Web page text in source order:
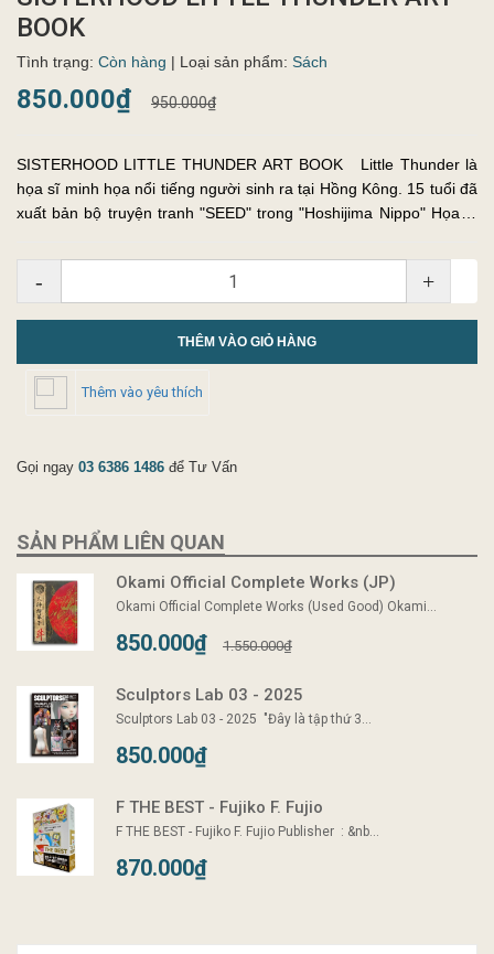
BOOK
Tình trạng: Còn hàng | Loại sản phẩm: Sách
850.000₫ 950.000₫
SISTERHOOD LITTLE THUNDER ART BOOK Little Thunder là
họa sĩ minh họa nổi tiếng người sinh ra tại Hồng Kông. 15 tuổi đã
xuất bản bộ truyện tranh "SEED" trong "Hoshijima Nippo" Họa sĩ
- +
THÊM VÀO GIỎ HÀNG
Thêm vào yêu thích
Gọi ngay 03 6386 1486 để Tư Vấn
SẢN PHẨM LIÊN QUAN
Okami Official Complete Works (JP)
Okami Official Complete Works (Used Good) Okami...
850.000₫ 1.550.000₫
Sculptors Lab 03 - 2025
Sculptors Lab 03 - 2025 "Đây là tập thứ 3...
850.000₫
F THE BEST - Fujiko F. Fujio
F THE BEST - Fujiko F. Fujio Publisher ‏ : ‎&nb...
870.000₫